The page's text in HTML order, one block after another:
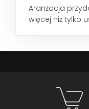
Aranżacja
więcej niż tylko